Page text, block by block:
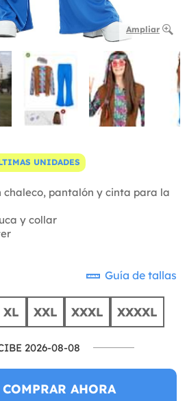
Ampliar
UNIDADES
chaleco, pantalón y cinta para la
y collar
Guía de tallas
XL XXL XXXL XXXXL
2026-08-08
COMPRAR AHORA